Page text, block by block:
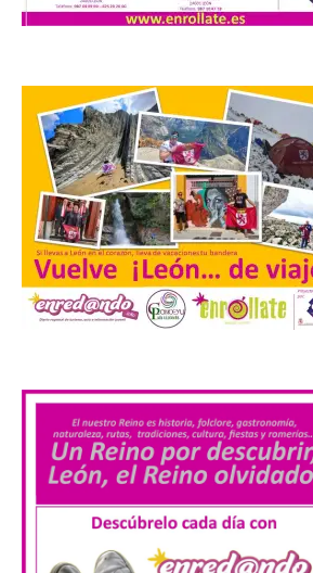
Información Turística
León e incluyen,
del programa del evento, una
práctica con
elaboradas por especialistas
observar el eclipse con seguridad
de agosto de 2026. La programación
Laciana comienza su
programación para
disfrutar el eclipse total
7 Ago 2026
Durante los días 1 y 2
agosto, tanto el
pudo disfrutar de
planetario que se
en el polideportivo municipal, con